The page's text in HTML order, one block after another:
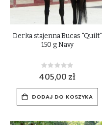
Derka stajenna Bucas "Quilt"
150 g Navy
Rating:
0%
405,00 zł
DODAJ DO KOSZYKA